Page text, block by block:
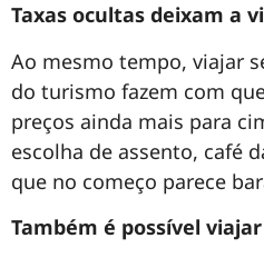
Taxas ocultas deixam a
Ao mesmo tempo, viajar
do turismo fazem com
preços ainda mais para
escolha de assento, café
que no começo parece
Também é possível